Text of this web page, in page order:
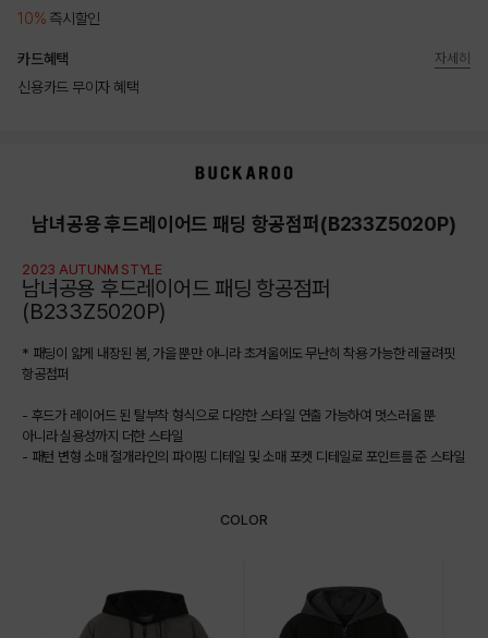
10% 즉시할인
카드혜택
신용카드 무이자 혜택
자세히
남녀공용 후드레이어드 패딩 항공점퍼(B233Z5020P)
2023 AUTUNM STYLE
남녀공용 후드레이어드 패딩 항공점퍼
(B233Z5020P)
* 패딩이 얇게 내장된 봄, 가을 뿐만 아니라 초겨울에도 무난히 착용 가능한 레귤려핏
항공점퍼
- 후드가 레이어드 된 탈부착 형식으로 다양한 스타일 연출 가능하여 멋스러울 뿐
아니라 실용성까지 더한 스타일
- 패턴 변형 소매 절개라인의 파이핑 디테일 및 소매 포켓 디테일로 포인트를 준 스타일
COLOR